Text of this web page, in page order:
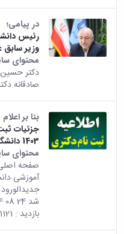
در پیامی؛
رئیس
وزیر سابق
محتوای
دکتر حسین
صادقانه
بنا بر
جزئیات
1403 دانشگاه بوعلی سینا اعلام شد
محتوای
صفحه اصلی
آموزشی
بازدید : 21121 ضمن...